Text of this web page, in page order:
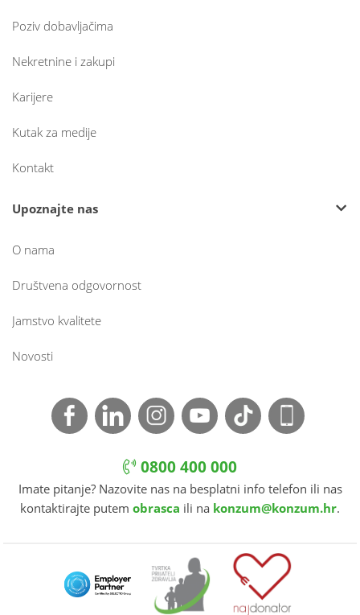
Poziv dobavljačima
Nekretnine i zakupi
Karijere
Kutak za medije
Kontakt
Upoznajte nas
O nama
Društvena odgovornost
Jamstvo kvalitete
Novosti
0800 400 000
Imate pitanje? Nazovite nas na besplatni info telefon ili nas
kontaktirajte putem obrasca ili na konzum@konzum.hr.